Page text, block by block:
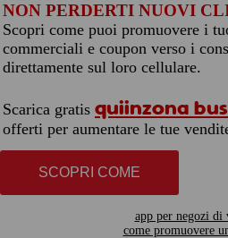
NON PERDERTI NUOVI
Scopri come puoi promuovere i
commerciali e coupon verso i
direttamente sul loro cellulare.
Scarica gratis quiinzona
offerti per aumentare le tue
SCOPRI COME
app per negozi di
come promuovere